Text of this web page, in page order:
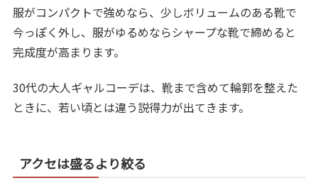
服がコンパクトで強めなら、少しボリュームのある靴で
今っぽく外し、服がゆるめならシャープな靴で締めると
完成度が高まります。
30代の大人ギャルコーデは、靴まで含めて輪郭を整えた
ときに、若い頃とは違う説得力が出てきます。
アクセは盛るより絞る